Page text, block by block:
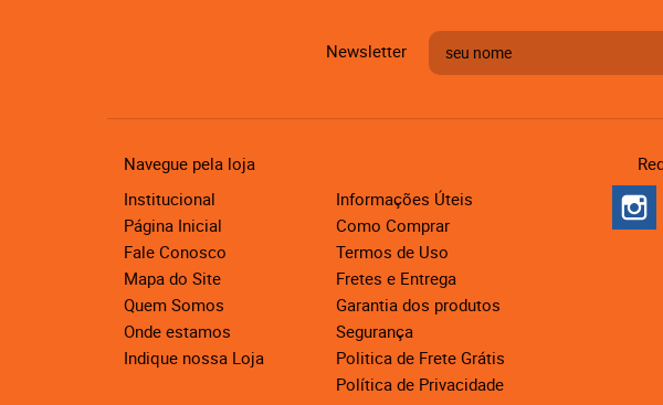
Newsletter
Navegue pela loja
Institucional
Página Inicial
Fale Conosco
Mapa do Site
Quem Somos
Onde estamos
Indique nossa Loja
Informações Úteis
Como Comprar
Termos de Uso
Fretes e Entrega
Garantia dos produtos
Segurança
Politica de Frete Grátis
Política de Privacidade